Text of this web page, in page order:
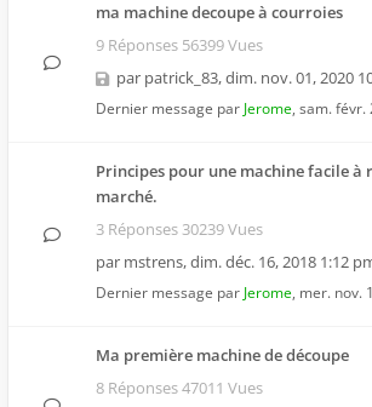
ma machine decoupe à courroies
9 Réponses 56399 Vues
par patrick_83,dim. nov. 01, 2020
Dernier message par Jerome, sam. févr.
Principes pour une machine facile à
marché.
3 Réponses 30239 Vues
par mstrens,dim. déc. 16, 2018 1:12
Dernier message par Jerome, mer. nov.
Ma première machine de découpe
8 Réponses 47011 Vues